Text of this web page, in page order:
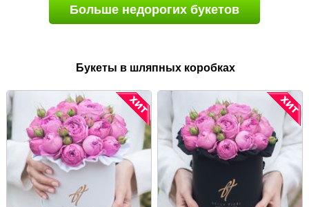
Больше недорогих букетов
Букеты в шляпных коробках